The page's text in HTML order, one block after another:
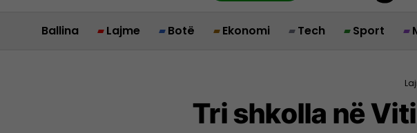
Ballina Lajme Botë Ekonomi Tech Sport
Tri shkolla në